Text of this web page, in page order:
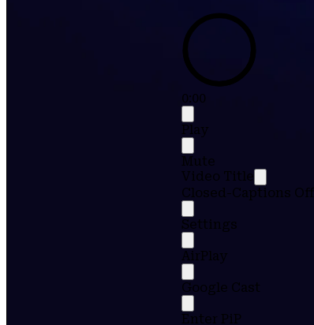
0:00
Play
Mute
Video Title
Closed-Captions Off
Settings
AirPlay
Google Cast
Enter PiP